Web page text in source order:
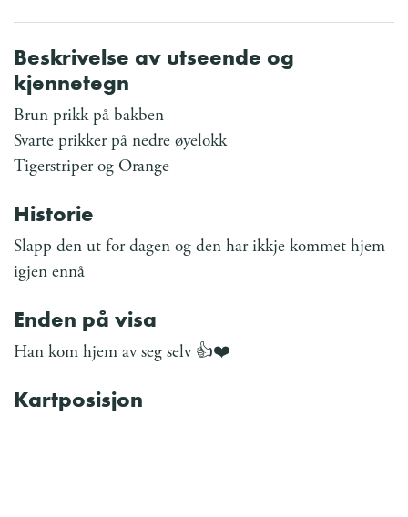
Beskrivelse av utseende og
kjennetegn
Brun prikk på bakben
Svarte prikker på nedre øyelokk
Tigerstriper og Orange
Historie
Slapp den ut for dagen og den har ikkje kommet hjem
igjen ennå
Enden på visa
Han kom hjem av seg selv 👍❤️
Kartposisjon